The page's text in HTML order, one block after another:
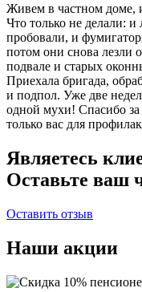
Живем в частном доме,
Что только не делали:
пробовали, и
потом они снова лезли
подвале и старых
Приехала бригада,
и подпол. Уже две
одной мухи! Спасибо за
только вас для
Являетесь
Оставьте ваш
Оставить отзыв
Наши акции